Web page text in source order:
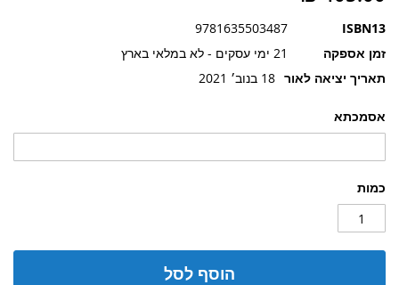
אסמכתא
כמות
הוסף לסל
ISBN13
9781635503487
זמן אספקה
21 ימי עסקים - לא במלאי בארץ
תאריך יציאה לאור 18 בנוב׳ 2021